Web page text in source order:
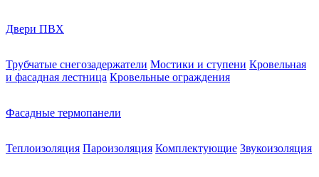
Двери ПВХ
Трубчатые снегозадержатели Мостики и ступени Кровельная
и фасадная лестница Кровельные ограждения
Фасадные термопанели
Теплоизоляция Пароизоляция Комплектующие Звукоизоляция